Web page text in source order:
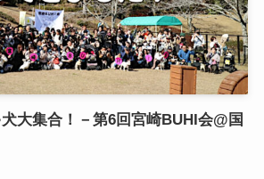
大集合！－第6回宮崎BUHI会@国